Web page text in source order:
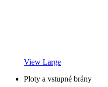
View Large
Ploty a vstupné brány